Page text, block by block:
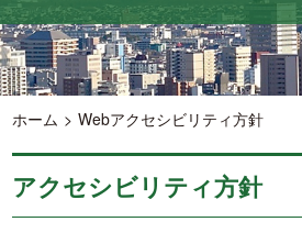
ホーム Webアクセシビリティ方針
アクセシビリティ方針